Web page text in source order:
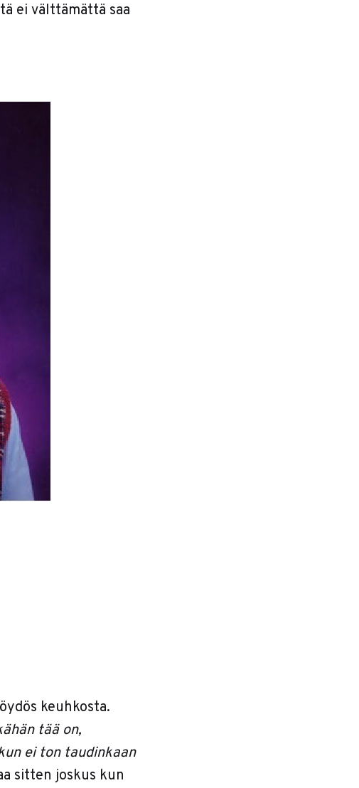
ei välttämättä saa
keuhkosta.
tää on,
ei ton taudinkaan
sitten joskus kun